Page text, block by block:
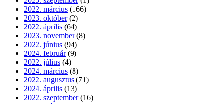
2022. március (166)
2023. október (2)
2022. április (64)
2023. november (8)
2022. június (94)
2024. február (9)
2022. július (4)
2024. március (8)
2022. augusztus (71)
2024. április (13)
2022. szeptember (16)